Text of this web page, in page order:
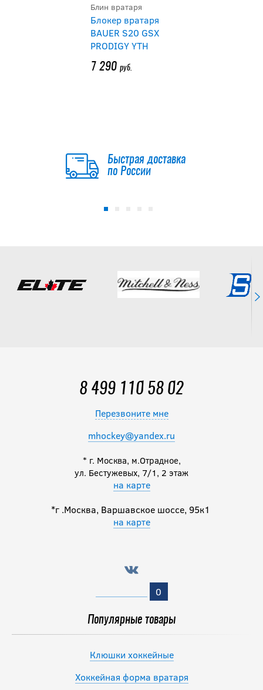
Блин вратаря
Блокер вратаря
BAUER S20 GSX
PRODIGY YTH
7 290 руб.
Быстрая доставка
по России
8 499 110 58 02
Перезвоните мне
mhockey@yandex.ru
* г. Москва, м.Отрадное,
ул. Бестужевых, 7/1, 2 этаж
на карте
*г .Москва, Варшавское шоссе, 95к1
на карте
0
Популярные товары
Клюшки хоккейные
Хоккейная форма вратаря